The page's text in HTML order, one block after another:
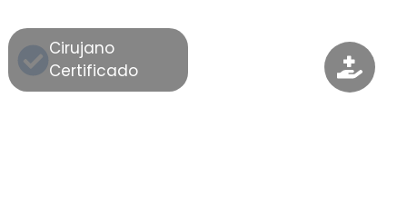
Cirujano
Certificado